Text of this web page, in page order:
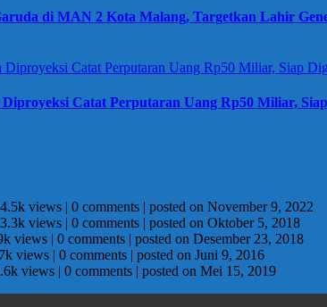
di MAN 2 Kota Malang, Targetkan Lahir
Catat Perputaran Uang Rp50 Miliar,
views | 0 comments | posted on November 9, 2022
3.3k views | 0 comments | posted on Oktober 5, 2018
views | 0 comments | posted on Desember 23, 2018
views | 0 comments | posted on Juni 9, 2016
views | 0 comments | posted on Mei 15, 2019